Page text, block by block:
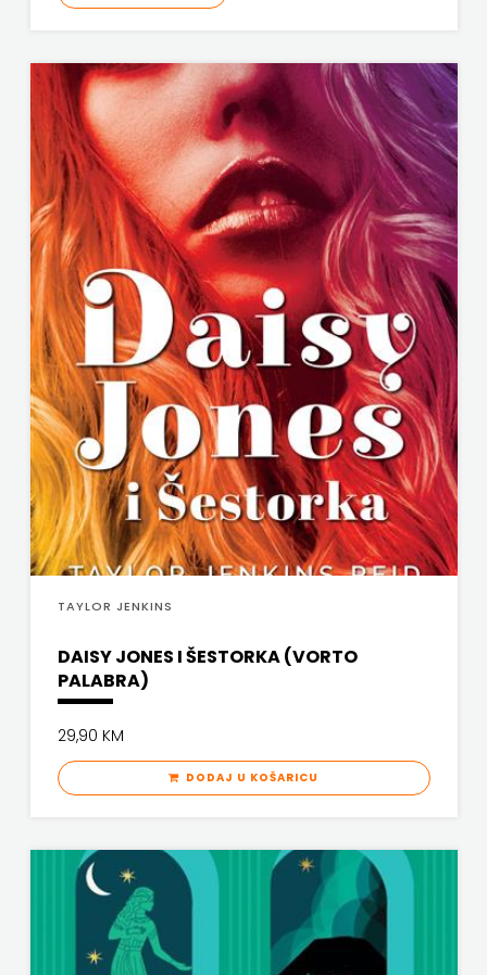
OMEGA
LAN
Pearson
PLANET
ZOE
PLANETOPIJA
PLANJAX
KOMERC
POETIKA
POPULUS
PROFIL
PULS
HERCEG-
ROCKMARK
SANDORF
Scriptura
TAYLOR JENKINS
DAISY JONES I ŠESTORKA (VORTO
PALABRA)
29,90 KM
DODAJ U KOŠARICU